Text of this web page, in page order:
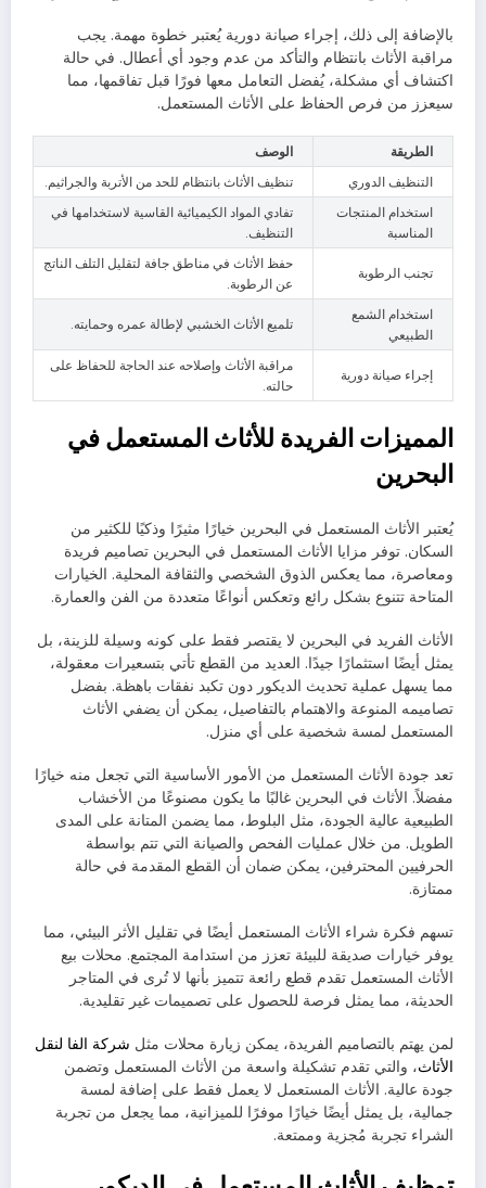
بالإضافة إلى ذلك، إجراء صيانة دورية يُعتبر خطوة مهمة. يجب
مراقبة الأثاث بانتظام والتأكد من عدم وجود أي أعطال. في حالة
اكتشاف أي مشكلة، يُفضل التعامل معها فورًا قبل تفاقمها، مما
سيعزز من فرص الحفاظ على الأثاث المستعمل.
الطريقة
الوصف
التنظيف الدوري
تنظيف الأثاث بانتظام للحد من الأتربة والجراثيم.
استخدام المنتجات
المناسبة
تفادي المواد الكيميائية القاسية لاستخدامها في
التنظيف.
تجنب الرطوبة
حفظ الأثاث في مناطق جافة لتقليل التلف الناتج
عن الرطوبة.
استخدام الشمع
الطبيعي
تلميع الأثاث الخشبي لإطالة عمره وحمايته.
إجراء صيانة دورية
مراقبة الأثاث وإصلاحه عند الحاجة للحفاظ على
حالته.
المميزات الفريدة للأثاث المستعمل في
البحرين
يُعتبر الأثاث المستعمل في البحرين خيارًا مثيرًا وذكيًا للكثير من
السكان. توفر مزايا الأثاث المستعمل في البحرين تصاميم فريدة
ومعاصرة، مما يعكس الذوق الشخصي والثقافة المحلية. الخيارات
المتاحة تتنوع بشكل رائع وتعكس أنواعًا متعددة من الفن والعمارة.
الأثاث الفريد في البحرين لا يقتصر فقط على كونه وسيلة للزينة، بل
يمثل أيضًا استثمارًا جيدًا. العديد من القطع تأتي بتسعيرات معقولة،
مما يسهل عملية تحديث الديكور دون تكبد نفقات باهظة. بفضل
تصاميمه المنوعة والاهتمام بالتفاصيل، يمكن أن يضفي الأثاث
المستعمل لمسة شخصية على أي منزل.
تعد جودة الأثاث المستعمل من الأمور الأساسية التي تجعل منه خيارًا
مفضلاً. الأثاث في البحرين غالبًا ما يكون مصنوعًا من الأخشاب
الطبيعية عالية الجودة، مثل البلوط، مما يضمن المتانة على المدى
الطويل. من خلال عمليات الفحص والصيانة التي تتم بواسطة
الحرفيين المحترفين، يمكن ضمان أن القطع المقدمة في حالة
ممتازة.
تسهم فكرة شراء الأثاث المستعمل أيضًا في تقليل الأثر البيئي، مما
يوفر خيارات صديقة للبيئة تعزز من استدامة المجتمع. محلات بيع
الأثاث المستعمل تقدم قطع رائعة تتميز بأنها لا تُرى في المتاجر
الحديثة، مما يمثل فرصة للحصول على تصميمات غير تقليدية.
لمن يهتم بالتصاميم الفريدة، يمكن زيارة محلات مثل شركة الفا لنقل
الأثاث، والتي تقدم تشكيلة واسعة من الأثاث المستعمل وتضمن
جودة عالية. الأثاث المستعمل لا يعمل فقط على إضافة لمسة
جمالية، بل يمثل أيضًا خيارًا موفرًا للميزانية، مما يجعل من تجربة
الشراء تجربة مُجزية وممتعة.